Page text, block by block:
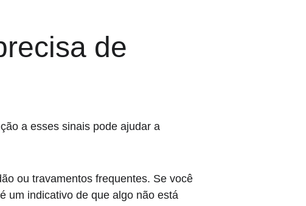
de
a esses sinais pode ajudar a
ou travamentos frequentes. Se você
um indicativo de que algo não está